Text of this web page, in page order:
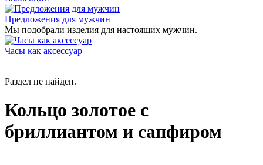
Предложения для мужчин
Мы подобрали изделия для настоящих мужчин.
Часы как аксессуар
Раздел не найден.
Кольцо золотое с
бриллиантом и сапфиром